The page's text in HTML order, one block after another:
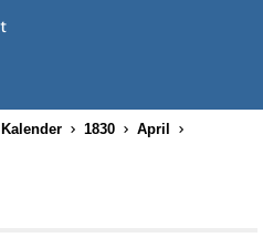
1830
April